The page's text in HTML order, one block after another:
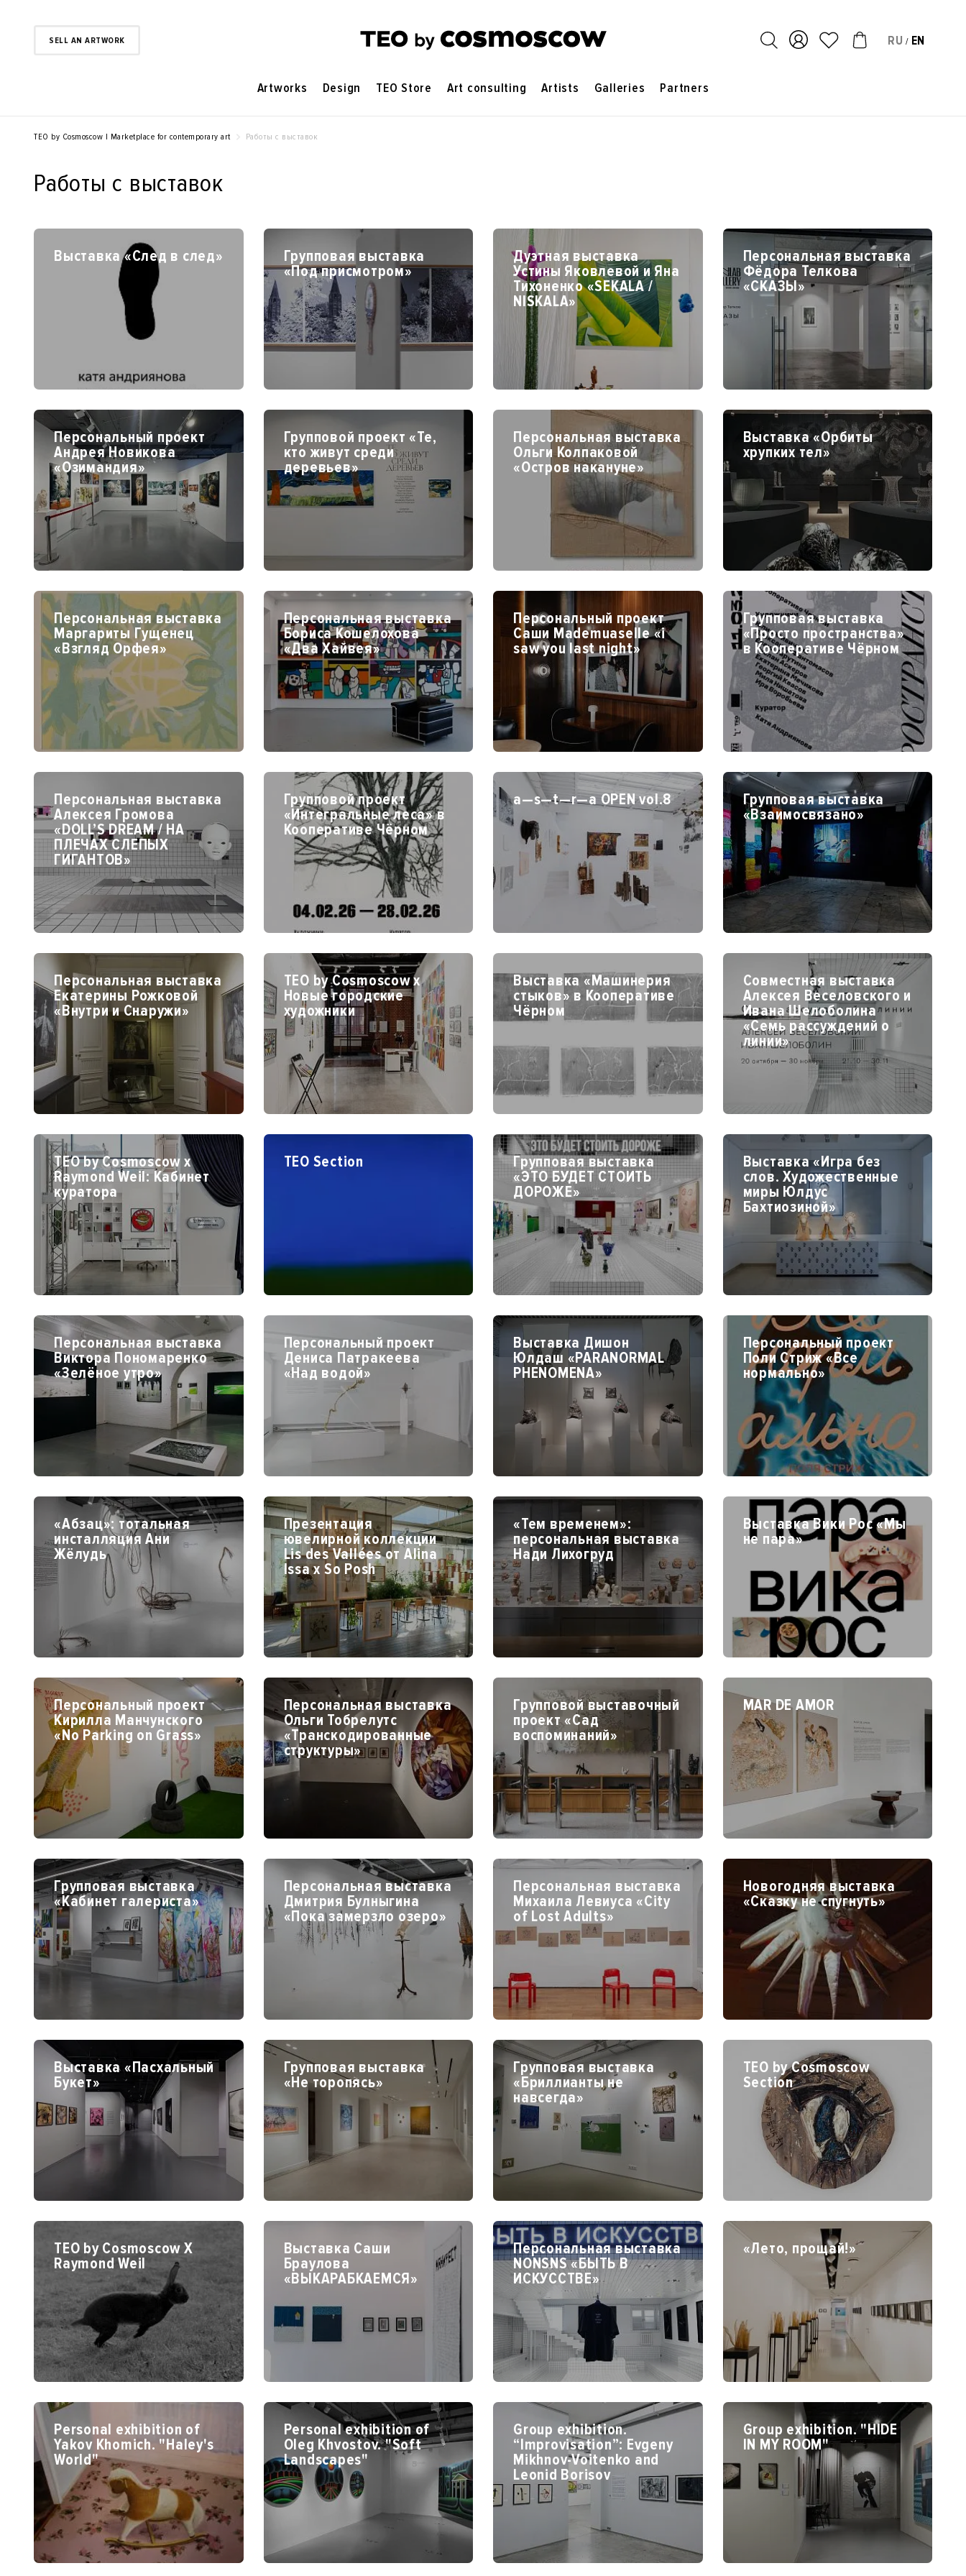
SELL AN ARTWORK RU / EN
Artworks Design TEO Store Art consulting Artists Galleries Partners
TEO by Cosmoscow | Marketplace for contemporary art Работы с выставок
Работы с выставок
Выставка «След в след»
Групповая выставка
«Под присмотром»
Дуэтная выставка
Устины Яковлевой и Яна
Тихоненко «SEKALA /
NISKALA»
Персональная выставка
Фёдора Телкова
«СКАЗЫ»
Персональный проект
Андрея Новикова
«Озимандия»
Групповой проект «Те,
кто живут среди
деревьев»
Персональная выставка
Ольги Колпаковой
«Остров накануне»
Выставка «Орбиты
хрупких тел»
Персональная выставка
Маргариты Гущенец
«Взгляд Орфея»
Персональная выставка
Бориса Кошелохова
«Два Хайвея»
Персональный проект
Саши Mademuaselle «i
saw you last night»
Групповая выставка
«Просто пространства»
в Кооперативе Чёрном
Персональная выставка
Алексея Громова
«DOLL’S DREAM / НА
ПЛЕЧАХ СЛЕПЫХ
ГИГАНТОВ»
Групповой проект
«Интегральные леса» в
Кооперативе Чёрном
a—s—t—r—a OPEN vol.8
Групповая выставка
«Взаимосвязано»
Персональная выставка
Екатерины Рожковой
«Внутри и Снаружи»
TEO by Cosmoscow x
Новые городские
художники
Выставка «Машинерия
стыков» в Кооперативе
Чёрном
Совместная выставка
Алексея Веселовского и
Ивана Шелоболина
«Семь рассуждений о
линии»
TEO by Cosmoscow х
Raymond Weil: Кабинет
куратора
TEO Section
Групповая выставка
«ЭТО БУДЕТ СТОИТЬ
ДОРОЖЕ»
Выставка «Игра без
слов. Художественные
миры Юлдус
Бахтиозиной»
Персональная выставка
Виктора Пономаренко
«Зелёное утро»
Персональный проект
Дениса Патракеева
«Над водой»
Выставка Дишон
Юлдаш «PARANORMAL
PHENOMENA»
Персональный проект
Поли Стриж «Все
нормально»
«Абзац»: тотальная
инсталляция Ани
Жёлудь
Презентация
ювелирной коллекции
Lis des Vallées от Alina
Issa x So Posh
«Тем временем»:
персональная выставка
Нади Лихогруд
Выставка Вики Рос «Мы
не пара»
Персональный проект
Кирилла Манчунского
«No Parking on Grass»
Персональная выставка
Ольги Тобрелутс
«Транскодированные
структуры»
Групповой выставочный
проект «Сад
воспоминаний»
MAR DE AMOR
Групповая выставка
«Кабинет галериста»
Персональная выставка
Дмитрия Булныгина
«Пока замерзло озеро»
Персональная выставка
Михаила Левиуса «City
of Lost Adults»
Новогодняя выставка
«Сказку не спугнуть»
Выставка «Пасхальный
Букет»
Групповая выставка
«Не торопясь»
Групповая выставка
«Бриллианты не
навсегда»
TEO by Cosmoscow
Section
TEO by Cosmoscow X
Raymond Weil
Выставка Саши
Браулова
«ВЫКАРАБКАЕМСЯ»
Персональная выставка
NONSNS «БЫТЬ В
ИСКУССТВЕ»
«Лето, прощай!»
Personal exhibition of
Yakov Khomich. "Haley's
World"
Personal exhibition of
Oleg Khvostov. "Soft
Landscapes"
Group exhibition.
“Improvisation”: Evgeny
Mikhnov-Voitenko and
Leonid Borisov
Group exhibition. "HIDE
IN MY ROOM"